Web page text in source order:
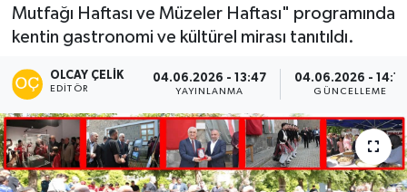
Mutfağı Haftası ve Müzeler Haftası" programında
kentin gastronomi ve kültürel mirası tanıtıldı.
OLCAY ÇELIK
EDITÖR
04.06.2026 - 13:47
YAYINLANMA
04.06.2026 - 14:17
GÜNCELLEME
Sağlık
Spor
Siyaset
Tüm Manşetler
Haber Arşivi